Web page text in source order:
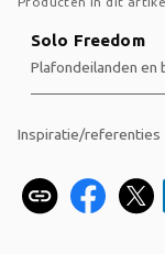
Solo Freedom
Plafondeilanden en
Inspiratie/referenties